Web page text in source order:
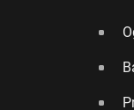
cła